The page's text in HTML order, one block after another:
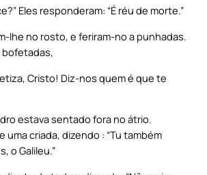
Eles responderam: “É réu de morte.”
lhe no rosto, e feriram-no a punhadas.
Cristo! Diz-nos quem é que te
estava sentado fora no átrio.
uma criada, dizendo : “Tu também
o Galileu.”